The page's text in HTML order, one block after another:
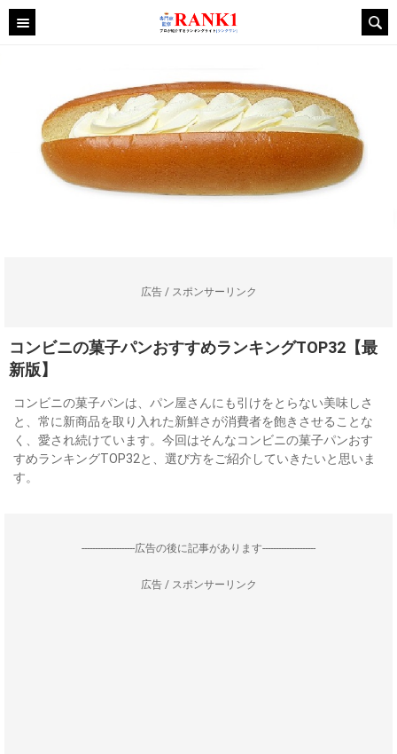
広告 / スポンサーリンク
コンビニの菓子パンおすすめランキングTOP32【最
新版】
コンビニの菓子パンは、パン屋さんにも引けをとらない美味しさ
と、常に新商品を取り入れた新鮮さが消費者を飽きさせることな
く、愛され続けています。今回はそんなコンビニの菓子パンおす
すめランキングTOP32と、選び方をご紹介していきたいと思いま
す。
--------------------広告の後に記事があります--------------------
広告 / スポンサーリンク